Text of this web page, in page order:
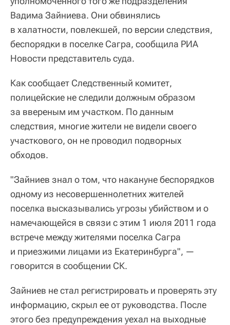
Вадима Зайниева. Они обвинялись
в халатности, повлекшей, по версии следствия,
беспорядки в поселке Сагра, сообщила РИА
Новости представитель суда.
Как сообщает Следственный комитет,
полицейские не следили должным образом
за ввереным им участком. По данным
следствия, многие жители не видели своего
участкового, он не проводил подворных
обходов.
"Зайниев знал о том, что накануне беспорядков
одному из несовершеннолетних жителей
поселка высказывались угрозы убийством и о
намечающейся в связи с этим 1 июля 2011 года
встрече между жителями поселка Сагра
и приезжими лицами из Екатеринбурга", —
говорится в сообщении СК.
Зайниев не стал регистрировать и проверять эту
информацию, скрыл ее от руководства. После
этого без предупреждения уехал на выходные